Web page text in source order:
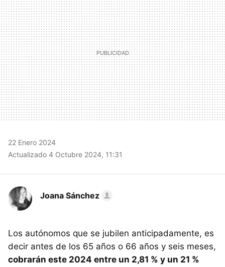
22 Enero 2024
Actualizado 4 Octubre 2024, 11:31
Joana Sánchez
Los autónomos que se jubilen anticipadamente, es
decir antes de los 65 años o 66 años y seis meses,
cobrarán este 2024 entre un 2,81 % y un 21 %